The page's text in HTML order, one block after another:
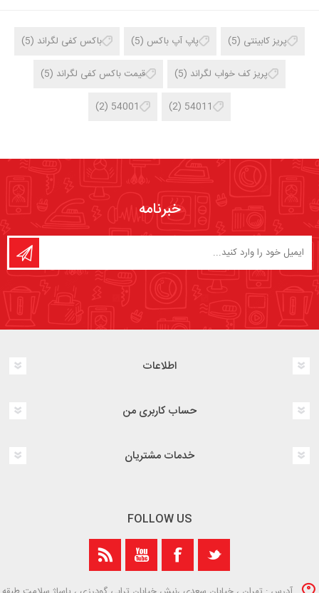
پریز کابینتی (5) پاپ آپ باکس (5) باکس کفی لگراند (5)
پریز کف خواب لگراند (5) قیمت باکس کفی لگراند (5)
54011
(2)
54001
(2)
خبرنامه
اطلاعات
حساب کاربری من
خدمات مشتریان
FOLLOW US